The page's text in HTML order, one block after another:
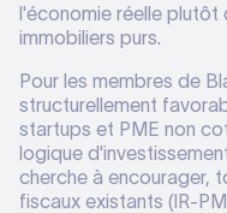
l'économie réelle plutôt
immobiliers purs.
Pour les membres de
structurellement
startups et PME non
logique
cherche à encourager,
fiscaux existants (IR-